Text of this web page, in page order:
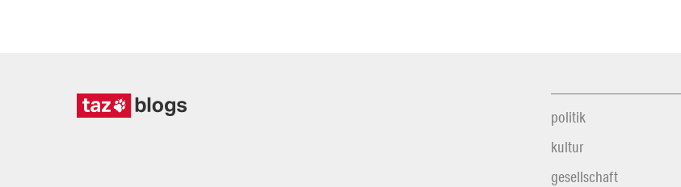
politik
kultur
gesellschaft